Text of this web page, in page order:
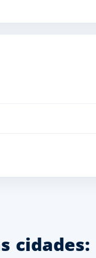
cidades: